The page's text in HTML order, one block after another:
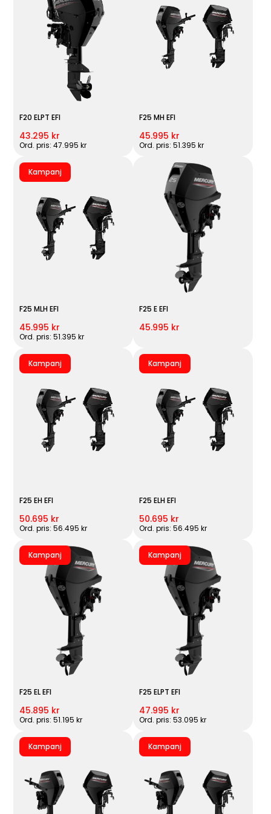
F20 ELPT EFI
43.295 kr
Ord. pris: 47.995 kr
F25 MH EFI
45.995 kr
Ord. pris: 51.395 kr
Kampanj
F25 MLH EFI
45.995 kr
Ord. pris: 51.395 kr
F25 E EFI
45.995 kr
Kampanj
F25 EH EFI
50.695 kr
Ord. pris: 56.495 kr
Kampanj
F25 ELH EFI
50.695 kr
Ord. pris: 56.495 kr
Kampanj
F25 EL EFI
45.895 kr
Ord. pris: 51.195 kr
Kampanj
F25 ELPT EFI
47.995 kr
Ord. pris: 53.095 kr
Kampanj Kampanj